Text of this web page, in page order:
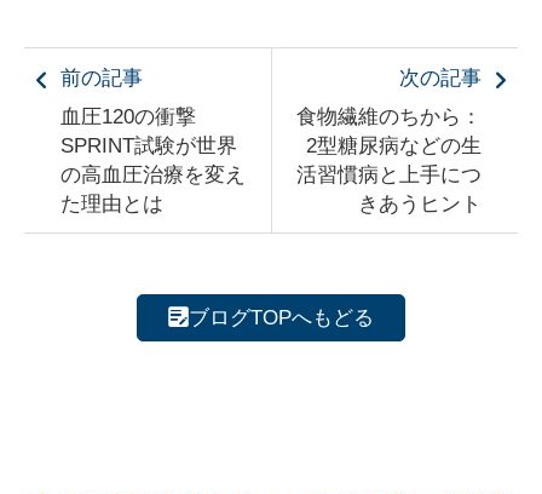
前の記事
血圧120の衝撃
SPRINT試験が世界
の高血圧治療を変え
た理由とは
次の記事
食物繊維のちから：
2型糖尿病などの生
活習慣病と上手につ
きあうヒント
ブログTOPへもどる